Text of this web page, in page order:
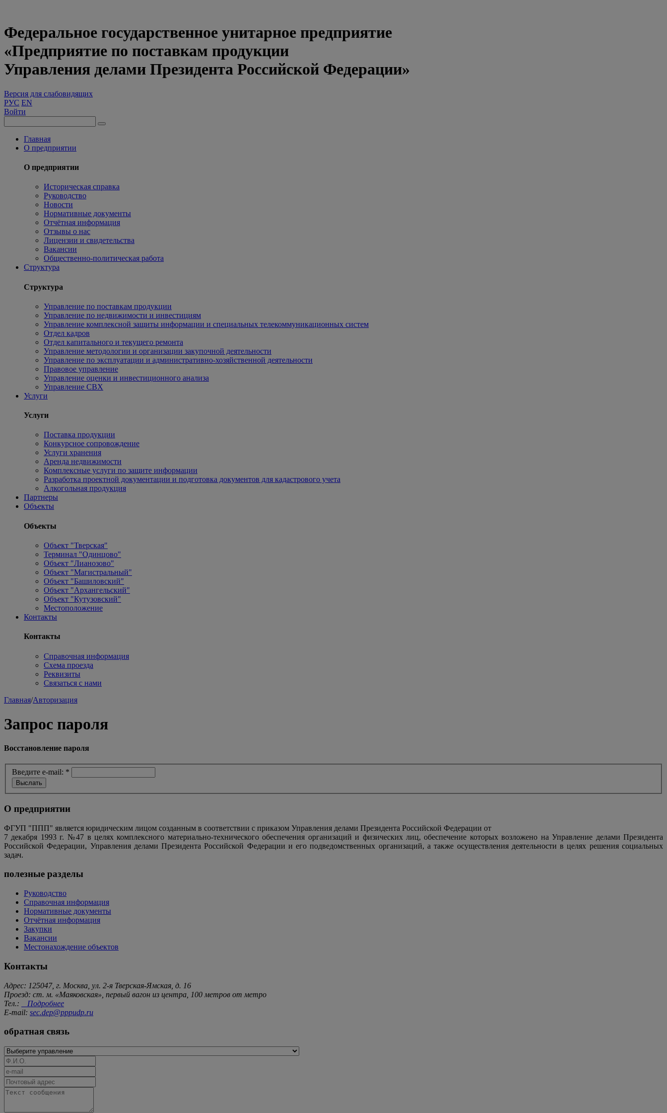
Федеральное государственное унитарное предприятие
«Предприятие по поставкам продукции
Управления делами Президента Российской Федерации»
Версия для слабовидящих
РУС EN
Войти
Главная
О предприятии
О предприятии
Историческая справка
Руководство
Новости
Нормативные документы
Отчётная информация
Отзывы о нас
Лицензии и свидетельства
Вакансии
Общественно-политическая работа
Структура
Структура
Управление по поставкам продукции
Управление по недвижимости и инвестициям
Управление комплексной защиты информации и специальных телекоммуникационных систем
Отдел кадров
Отдел капитального и текущего ремонта
Управление методологии и организации закупочной деятельности
Управление по эксплуатации и административно-хозяйственной деятельности
Правовое управление
Управление оценки и инвестиционного анализа
Управление СВХ
Услуги
Услуги
Поставка продукции
Конкурсное сопровождение
Услуги хранения
Аренда недвижимости
Комплексные услуги по защите информации
Разработка проектной документации и подготовка документов для кадастрового учета
Алкогольная продукция
Партнеры
Объекты
Объекты
Объект "Тверская"
Терминал "Одинцово"
Объект "Лианозово"
Объект "Магистральный"
Объект "Башиловский"
Объект "Архангельский"
Объект "Кутузовский"
Местоположение
Контакты
Контакты
Справочная информация
Схема проезда
Реквизиты
Связаться с нами
Главная/Авторизация
Запрос пароля
Восстановление пароля
Введите e-mail: *
О предприятии
ФГУП "ППП" является юридическим лицом созданным в соответствии с приказом Управления делами Президента Российской Федерации от
7 декабря 1993 г. №47 в целях комплексного материально-технического обеспечения организаций и физических лиц, обеспечение которых возложено на Управление делами Президента
Российской Федерации, Управления делами Президента Российской Федерации и его подведомственных организаций, а также осуществления деятельности в целях решения социальных
задач.
полезные разделы
Руководство
Справочная информация
Нормативные документы
Отчётная информация
Закупки
Вакансии
Местонахождение объектов
Контакты
Адрес: 125047, г. Москва, ул. 2-я Тверская-Ямская, д. 16
Проезд: ст. м. «Маяковская», первый вагон из центра, 100 метров от метро
Тел.:
Подробнее
E-mail: sec.dep@pppudp.ru
обратная связь